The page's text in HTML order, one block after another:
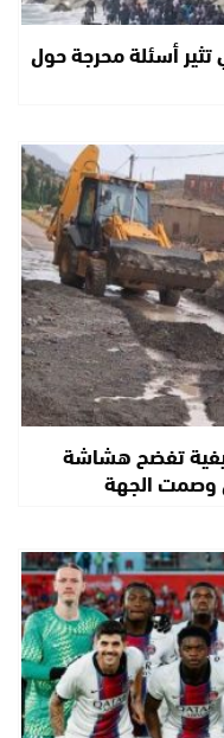
تثير أسئلة محرجة حول
تفضح هشاشة
وصمت الجهة